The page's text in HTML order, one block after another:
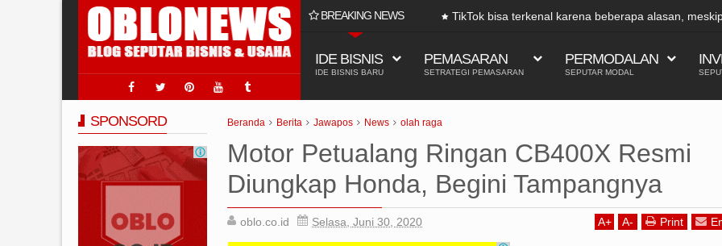
BREAKING NEWS
Laris Ya Di @hclpumpindonesia 2025
TikTok bisa terkenal karena beberapa alasan,
IDE BISNIS
IDE BISNIS BARU
PEMASARAN
SETRATEGI PEMASARAN
PERMODALAN
SEPUTAR MODAL
Beranda Berita Jawapos News olah raga
Motor Petualang Ringan CB400X Resmi
Diungkap Honda, Begini Tampangnya
oblo.co.id Selasa, Juni 30, 2020 A+ A- Print
SPONSORD